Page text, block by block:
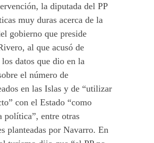
la diputada del PP
muy duras acerca de la
gobierno que preside
al que acusó de
los datos que dio en la
el número de
en las Islas y de “utilizar
con el Estado “como
política”, entre otras
planteadas por Navarro. En